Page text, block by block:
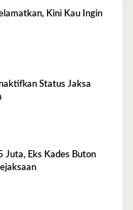
Kini Kau Ingin
Status Jaksa
Juta, Eks Kades Buton